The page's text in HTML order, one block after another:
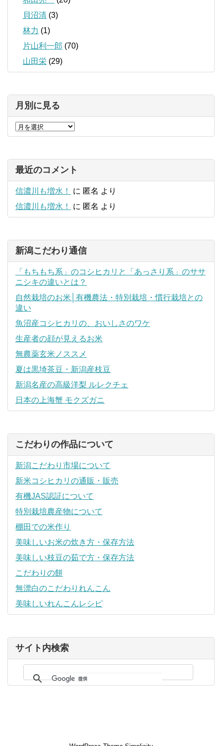
貝沼清 (3)
林力 (1)
片山利一郎 (70)
山田栄 (29)
月別に見る
最近のコメント
信濃川も増水！ に 匿名 より
信濃川も増水！
に 匿名 より
新潟こだわり通信
「もちもち系」のコシヒカリと「あっさり系」のササ
ニシキの違いとは？
自然栽培のお米│有機農法・特別栽培・慣行栽培との
違い
魚沼産コシヒカリの、おいしさのワケ
生産者の顔が見えるお米
無農薬玄米ノススメ
夏は黒埼茶豆・新潟産枝豆
新潟名産の高級洋梨 ルレクチェ
日本の上海蟹 モクズガニ
こだわりの作品について
新潟こだわり市場について
新米コシヒカリの通販・販売
有機JAS認証について
特別栽培農産物について
棚田での米作り
美味しいお米の炊き方・保存方法
美味しい枝豆の茹で方・保存方法
こだわりの餅
無漂白のこだわりれんこん
美味しいれんこんレシピ
サイト内検索